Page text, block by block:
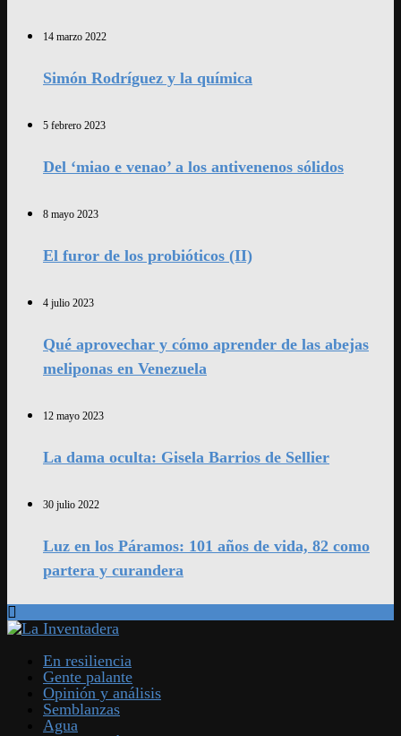
14 marzo 2022
Simón Rodríguez y la química
5 febrero 2023
Del ‘miao e venao’ a los antivenenos sólidos
8 mayo 2023
El furor de los probióticos (II)
4 julio 2023
Qué aprovechar y cómo aprender de las abejas
meliponas en Venezuela
12 mayo 2023
La dama oculta: Gisela Barrios de Sellier
30 julio 2022
Luz en los Páramos: 101 años de vida, 82 como
partera y curandera
En resiliencia
Gente palante
Opinión y análisis
Semblanzas
Agua